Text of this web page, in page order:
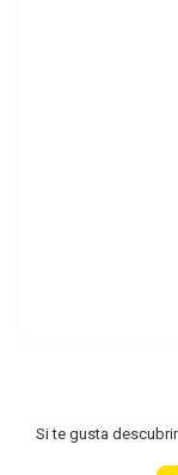
Si te gusta